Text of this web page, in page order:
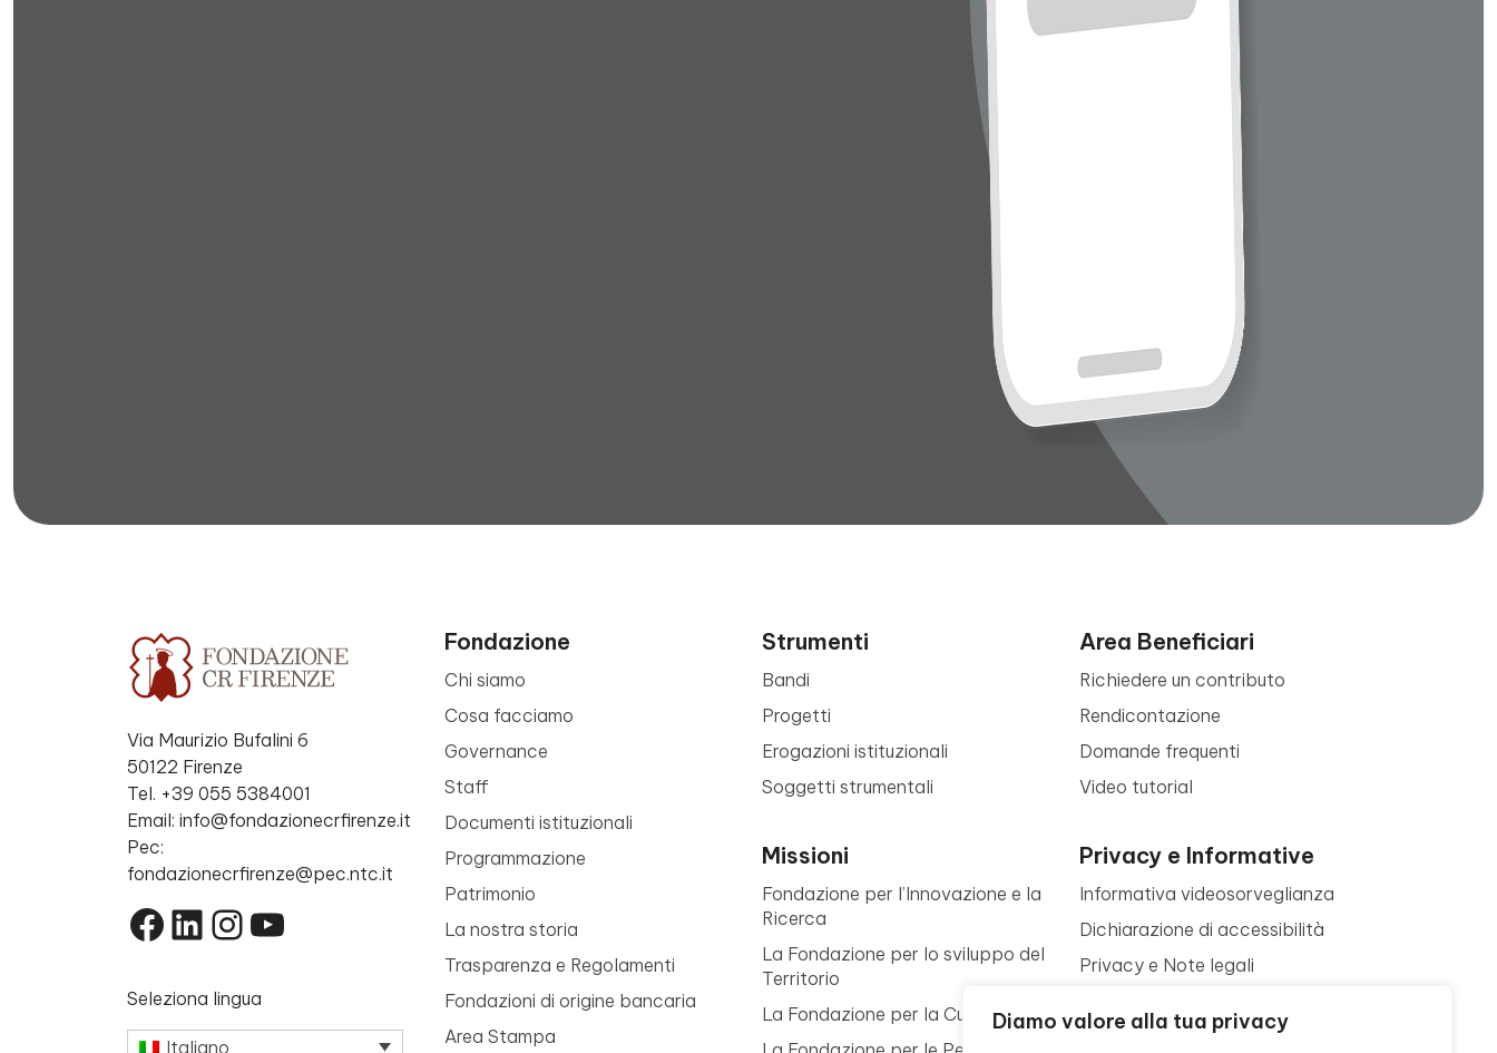
Diamo valore alla tua privacy
Via Maurizio Bufalini 6
50122 Firenze
Tel. +39 055 5384001
Email: info@fondazionecrfirenze.it
Pec:
fondazionecrfirenze@pec.ntc.it
Facebook
LinkedIn
Instagram
YouTube
Seleziona lingua
Italiano
Fondazione
Chi siamo
Cosa facciamo
Governance
Staff
Documenti istituzionali
Programmazione
Patrimonio
La nostra storia
Trasparenza e Regolamenti
Fondazioni di origine bancaria
Area Stampa
Strumenti
Bandi
Progetti
Erogazioni istituzionali
Soggetti strumentali
Missioni
Fondazione per l’Innovazione e la
Ricerca
La Fondazione per lo sviluppo del
Territorio
La Fondazione per la Cultura
Area Beneficiari
Richiedere un contributo
Rendicontazione
Domande frequenti
Video tutorial
Privacy e Informative
Informativa videosorveglianza
Dichiarazione di accessibilità
Privacy e Note legali